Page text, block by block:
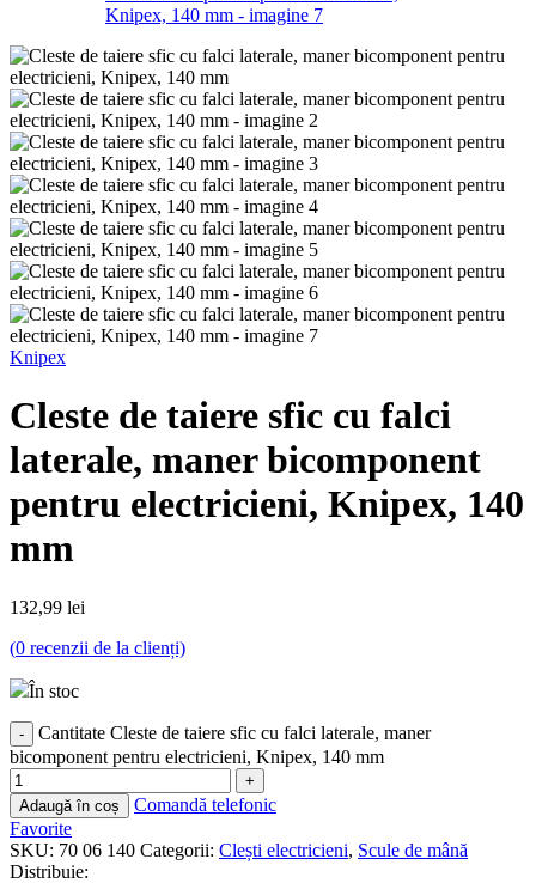
Knipex
Cleste de taiere sfic cu falci
laterale, maner bicomponent
pentru electricieni, Knipex, 140
mm
132,99 lei
(0 recenzii de la clienți)
În stoc
Cantitate Cleste de taiere sfic cu falci laterale, maner
bicomponent pentru electricieni, Knipex, 140 mm
Adaugă în coș
Comandă telefonic
Favorite
SKU: 70 06 140 Categorii: Clești electricieni, Scule de mână
Distribuie: